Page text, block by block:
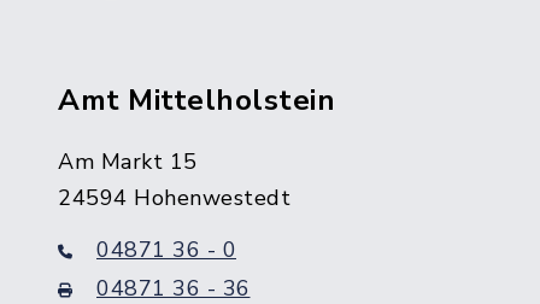
Amt Mittelholstein
Am Markt 15
24594 Hohenwestedt
04871 36 - 0
04871 36 - 36